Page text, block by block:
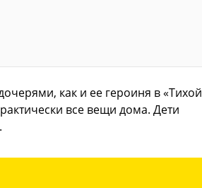
как и ее героиня в «Тихой
все вещи дома. Дети